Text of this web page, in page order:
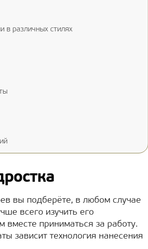
в различных стилях
вы подберёте, в любом случае
всего изучить его
приниматься за работу.
зависит технология нанесения